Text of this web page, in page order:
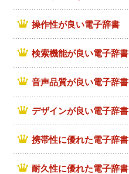
操作性が良い電子辞書
検索機能が良い電子辞書
音声品質が良い電子辞書
デザインが良い電子辞書
携帯性に優れた電子辞書
耐久性に優れた電子辞書